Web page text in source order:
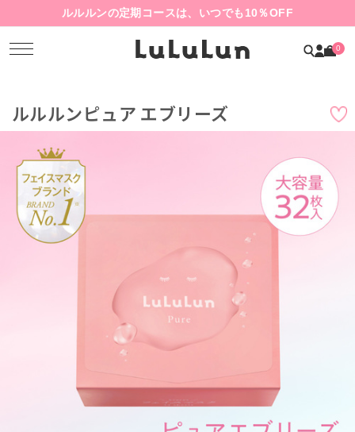
ルルルンの定期コースは、いつでも10％OFF
0
ルルルンピュア エブリーズ